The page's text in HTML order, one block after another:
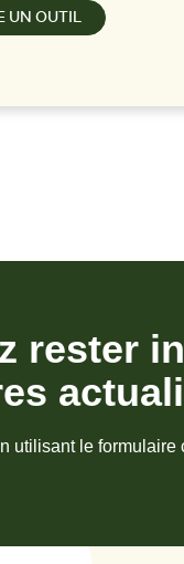
UN OUTIL
rester
utilisant le formulaire